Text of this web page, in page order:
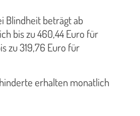
Blindheit beträgt ab
bis zu 460,44 Euro für
zu 319,76 Euro für
erhalten monatlich